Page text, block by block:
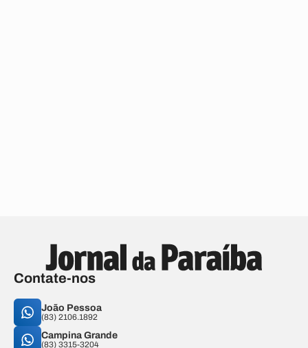
Contate-nos
João Pessoa
(83) 2106.1892
Campina Grande
(83) 3315-3204